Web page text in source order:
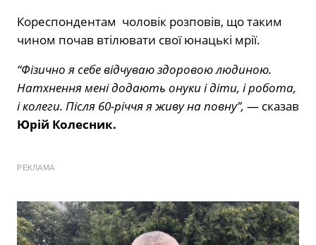
Кореспондентам чоловік розповів, що таким
чином почав втілювати свої юнацькі мрії.
“Фізично я себе відчуваю здоровою людиною.
Натхнення мені додають онуки і діти, і робота,
і колеги. Після 60-річчя я живу на повну”, — сказав
Юрій Колесник.
РЕКЛАМА